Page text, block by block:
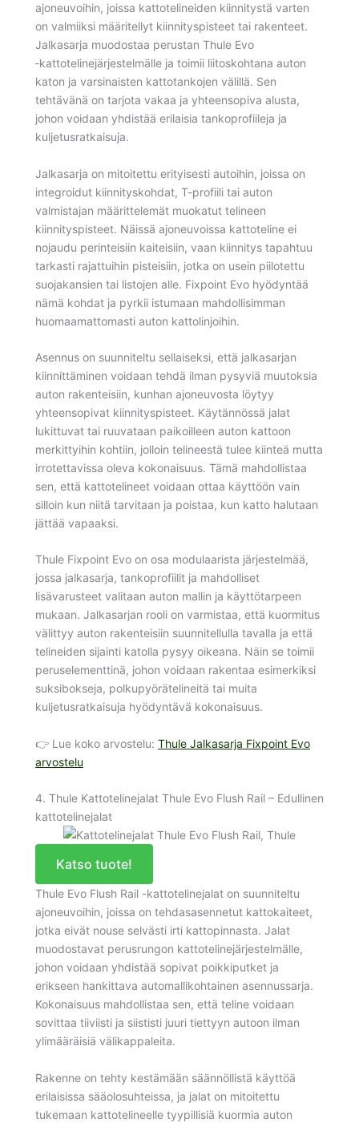
ajoneuvoihin, joissa kattotelineiden kiinnitystä varten
on valmiiksi määritellyt kiinnityspisteet tai rakenteet.
Jalkasarja muodostaa perustan Thule Evo
‑kattotelinejärjestelmälle ja toimii liitoskohtana auton
katon ja varsinaisten kattotankojen välillä. Sen
tehtävänä on tarjota vakaa ja yhteensopiva alusta,
johon voidaan yhdistää erilaisia tankoprofiileja ja
kuljetusratkaisuja.
Jalkasarja on mitoitettu erityisesti autoihin, joissa on
integroidut kiinnityskohdat, T-profiili tai auton
valmistajan määrittelemät muokatut telineen
kiinnityspisteet. Näissä ajoneuvoissa kattoteline ei
nojaudu perinteisiin kaiteisiin, vaan kiinnitys tapahtuu
tarkasti rajattuihin pisteisiin, jotka on usein piilotettu
suojakansien tai listojen alle. Fixpoint Evo hyödyntää
nämä kohdat ja pyrkii istumaan mahdollisimman
huomaamattomasti auton kattolinjoihin.
Asennus on suunniteltu sellaiseksi, että jalkasarjan
kiinnittäminen voidaan tehdä ilman pysyviä muutoksia
auton rakenteisiin, kunhan ajoneuvosta löytyy
yhteensopivat kiinnityspisteet. Käytännössä jalat
lukittuvat tai ruuvataan paikoilleen auton kattoon
merkittyihin kohtiin, jolloin telineestä tulee kiinteä mutta
irrotettavissa oleva kokonaisuus. Tämä mahdollistaa
sen, että kattotelineet voidaan ottaa käyttöön vain
silloin kun niitä tarvitaan ja poistaa, kun katto halutaan
jättää vapaaksi.
Thule Fixpoint Evo on osa modulaarista järjestelmää,
jossa jalkasarja, tankoprofiilit ja mahdolliset
lisävarusteet valitaan auton mallin ja käyttötarpeen
mukaan. Jalkasarjan rooli on varmistaa, että kuormitus
välittyy auton rakenteisiin suunnitellulla tavalla ja että
telineiden sijainti katolla pysyy oikeana. Näin se toimii
peruselementtinä, johon voidaan rakentaa esimerkiksi
suksibokseja, polkupyörätelineitä tai muita
kuljetusratkaisuja hyödyntävä kokonaisuus.
👉 Lue koko arvostelu: Thule Jalkasarja Fixpoint Evo
arvostelu
4. Thule Kattotelinejalat Thule Evo Flush Rail – Edullinen
kattotelinejalat
Katso tuote!
Thule Evo Flush Rail -kattotelinejalat on suunniteltu
ajoneuvoihin, joissa on tehdasasennetut kattokaiteet,
jotka eivät nouse selvästi irti kattopinnasta. Jalat
muodostavat perusrungon kattotelinejärjestelmälle,
johon voidaan yhdistää sopivat poikkiputket ja
erikseen hankittava automallikohtainen asennussarja.
Kokonaisuus mahdollistaa sen, että teline voidaan
sovittaa tiiviisti ja siististi juuri tiettyyn autoon ilman
ylimääräisiä välikappaleita.
Rakenne on tehty kestämään säännöllistä käyttöä
erilaisissa sääolosuhteissa, ja jalat on mitoitettu
tukemaan kattotelineelle tyypillisiä kuormia auton